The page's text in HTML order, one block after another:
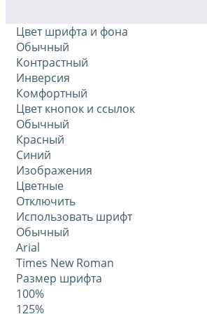
Цвет шрифта и фона
Обычный
Контрастный
Инверсия
Комфортный
Цвет кнопок и ссылок
Обычный
Красный
Синий
Изображения
Цветные
Отключить
Использовать шрифт
Обычный
Arial
Times New Roman
Размер шрифта
100%
125%